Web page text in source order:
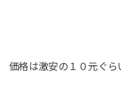
価格は激安の１０元ぐら